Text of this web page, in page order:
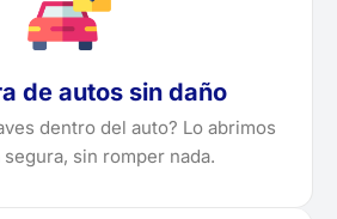
de autos sin daño
dentro del auto? Lo abrimos
sin romper nada.